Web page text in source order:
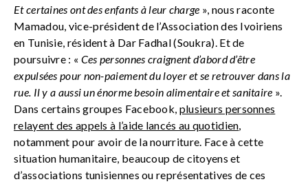
Et certaines ont des enfants à leur charge », nous raconte
Mamadou, vice-président de l’Association des Ivoiriens
en Tunisie, résident à Dar Fadhal (Soukra). Et de
poursuivre : « Ces personnes craignent d’abord d’être
expulsées pour non-paiement du loyer et se retrouver dans la
rue. Il y a aussi un énorme besoin alimentaire et sanitaire ».
Dans certains groupes Facebook, plusieurs personnes
relayent des appels à l’aide lancés au quotidien,
notamment pour avoir de la nourriture. Face à cette
situation humanitaire, beaucoup de citoyens et
d’associations tunisiennes ou représentatives de ces